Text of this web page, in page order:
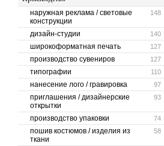
148
наружная реклама / световые
конструкции
140
дизайн-студии
127
широкоформатная печать
127
производство сувениров
110
типографии
97
нанесение лого / гравировка
93
приглашения / дизайнерские
открытки
74
производство упаковки
58
пошив костюмов / изделия из
ткани